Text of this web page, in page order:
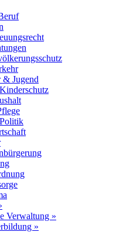
Jugend
Verwaltung »
»